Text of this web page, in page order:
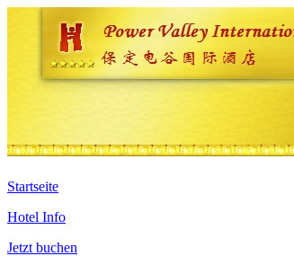
Startseite
Hotel Info
Jetzt buchen